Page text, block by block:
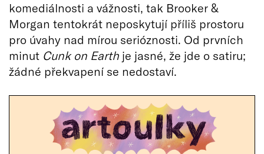
komediálnosti a vážnosti, tak Brooker &
Morgan tentokrát neposkytují příliš prostoru
pro úvahy nad mírou serióznosti. Od prvních
minut Cunk on Earth je jasné, že jde o satiru;
žádné překvapení se nedostaví.